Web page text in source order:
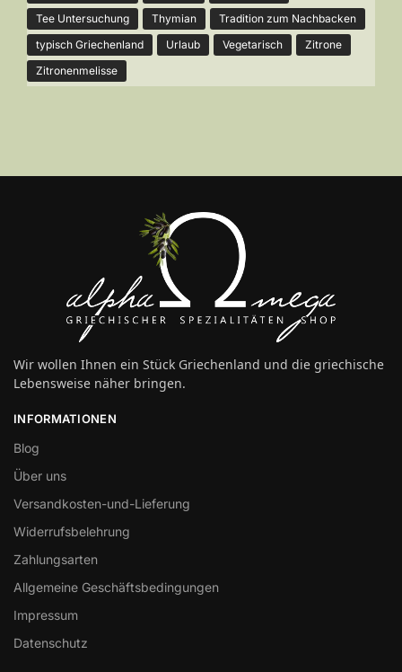
Tee Untersuchung
Thymian
Tradition zum Nachbacken
typisch Griechenland
Urlaub Vegetarisch
Zitrone
Zitronenmelisse
Wir wollen Ihnen ein Stück Griechenland und die griechische
Lebensweise näher bringen.
INFORMATIONEN
Blog
Über uns
Versandkosten-und-Lieferung
Widerrufsbelehrung
Zahlungsarten
Allgemeine Geschäftsbedingungen
Impressum
Datenschutz